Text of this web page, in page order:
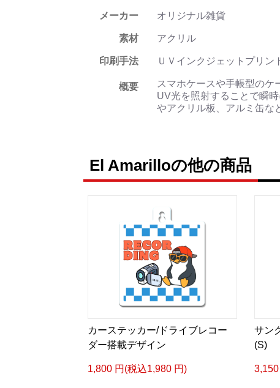
メーカー オリジナル雑貨
素材 アクリル
印刷手法 ＵＶインクジェットプリン
概要
スマホケースや手帳型のケ
UV光を照射することで瞬
やアクリル板、アルミ缶な
El Amarilloの他の商品
カーステッカー/ドライブレコー
ダー搭載デザイン
1,800 円(税込1,980 円)
サン
(S)